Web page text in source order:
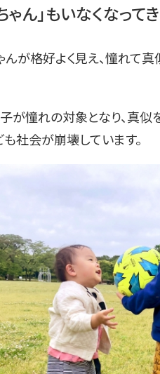
ゃん」もいなくなって
が格好よく見え、憧れて
が憧れの対象となり、真
社会が崩壊しています。